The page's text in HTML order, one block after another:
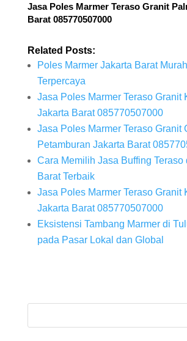
Jasa Poles MarmerTeraso Granit
Barat 085770507000
Related Posts:
Poles Marmer Jakarta Barat
Terpercaya
Jasa Poles Marmer Teraso Granit
Jakarta Barat 085770507000
Jasa Poles Marmer Teraso Granit
Petamburan Jakarta Barat
Cara Memilih Jasa Buffing Teraso
Barat Terbaik
Jasa Poles Marmer Teraso Granit
Jakarta Barat 085770507000
Eksistensi Tambang Marmer di
pada Pasar Lokal dan Global